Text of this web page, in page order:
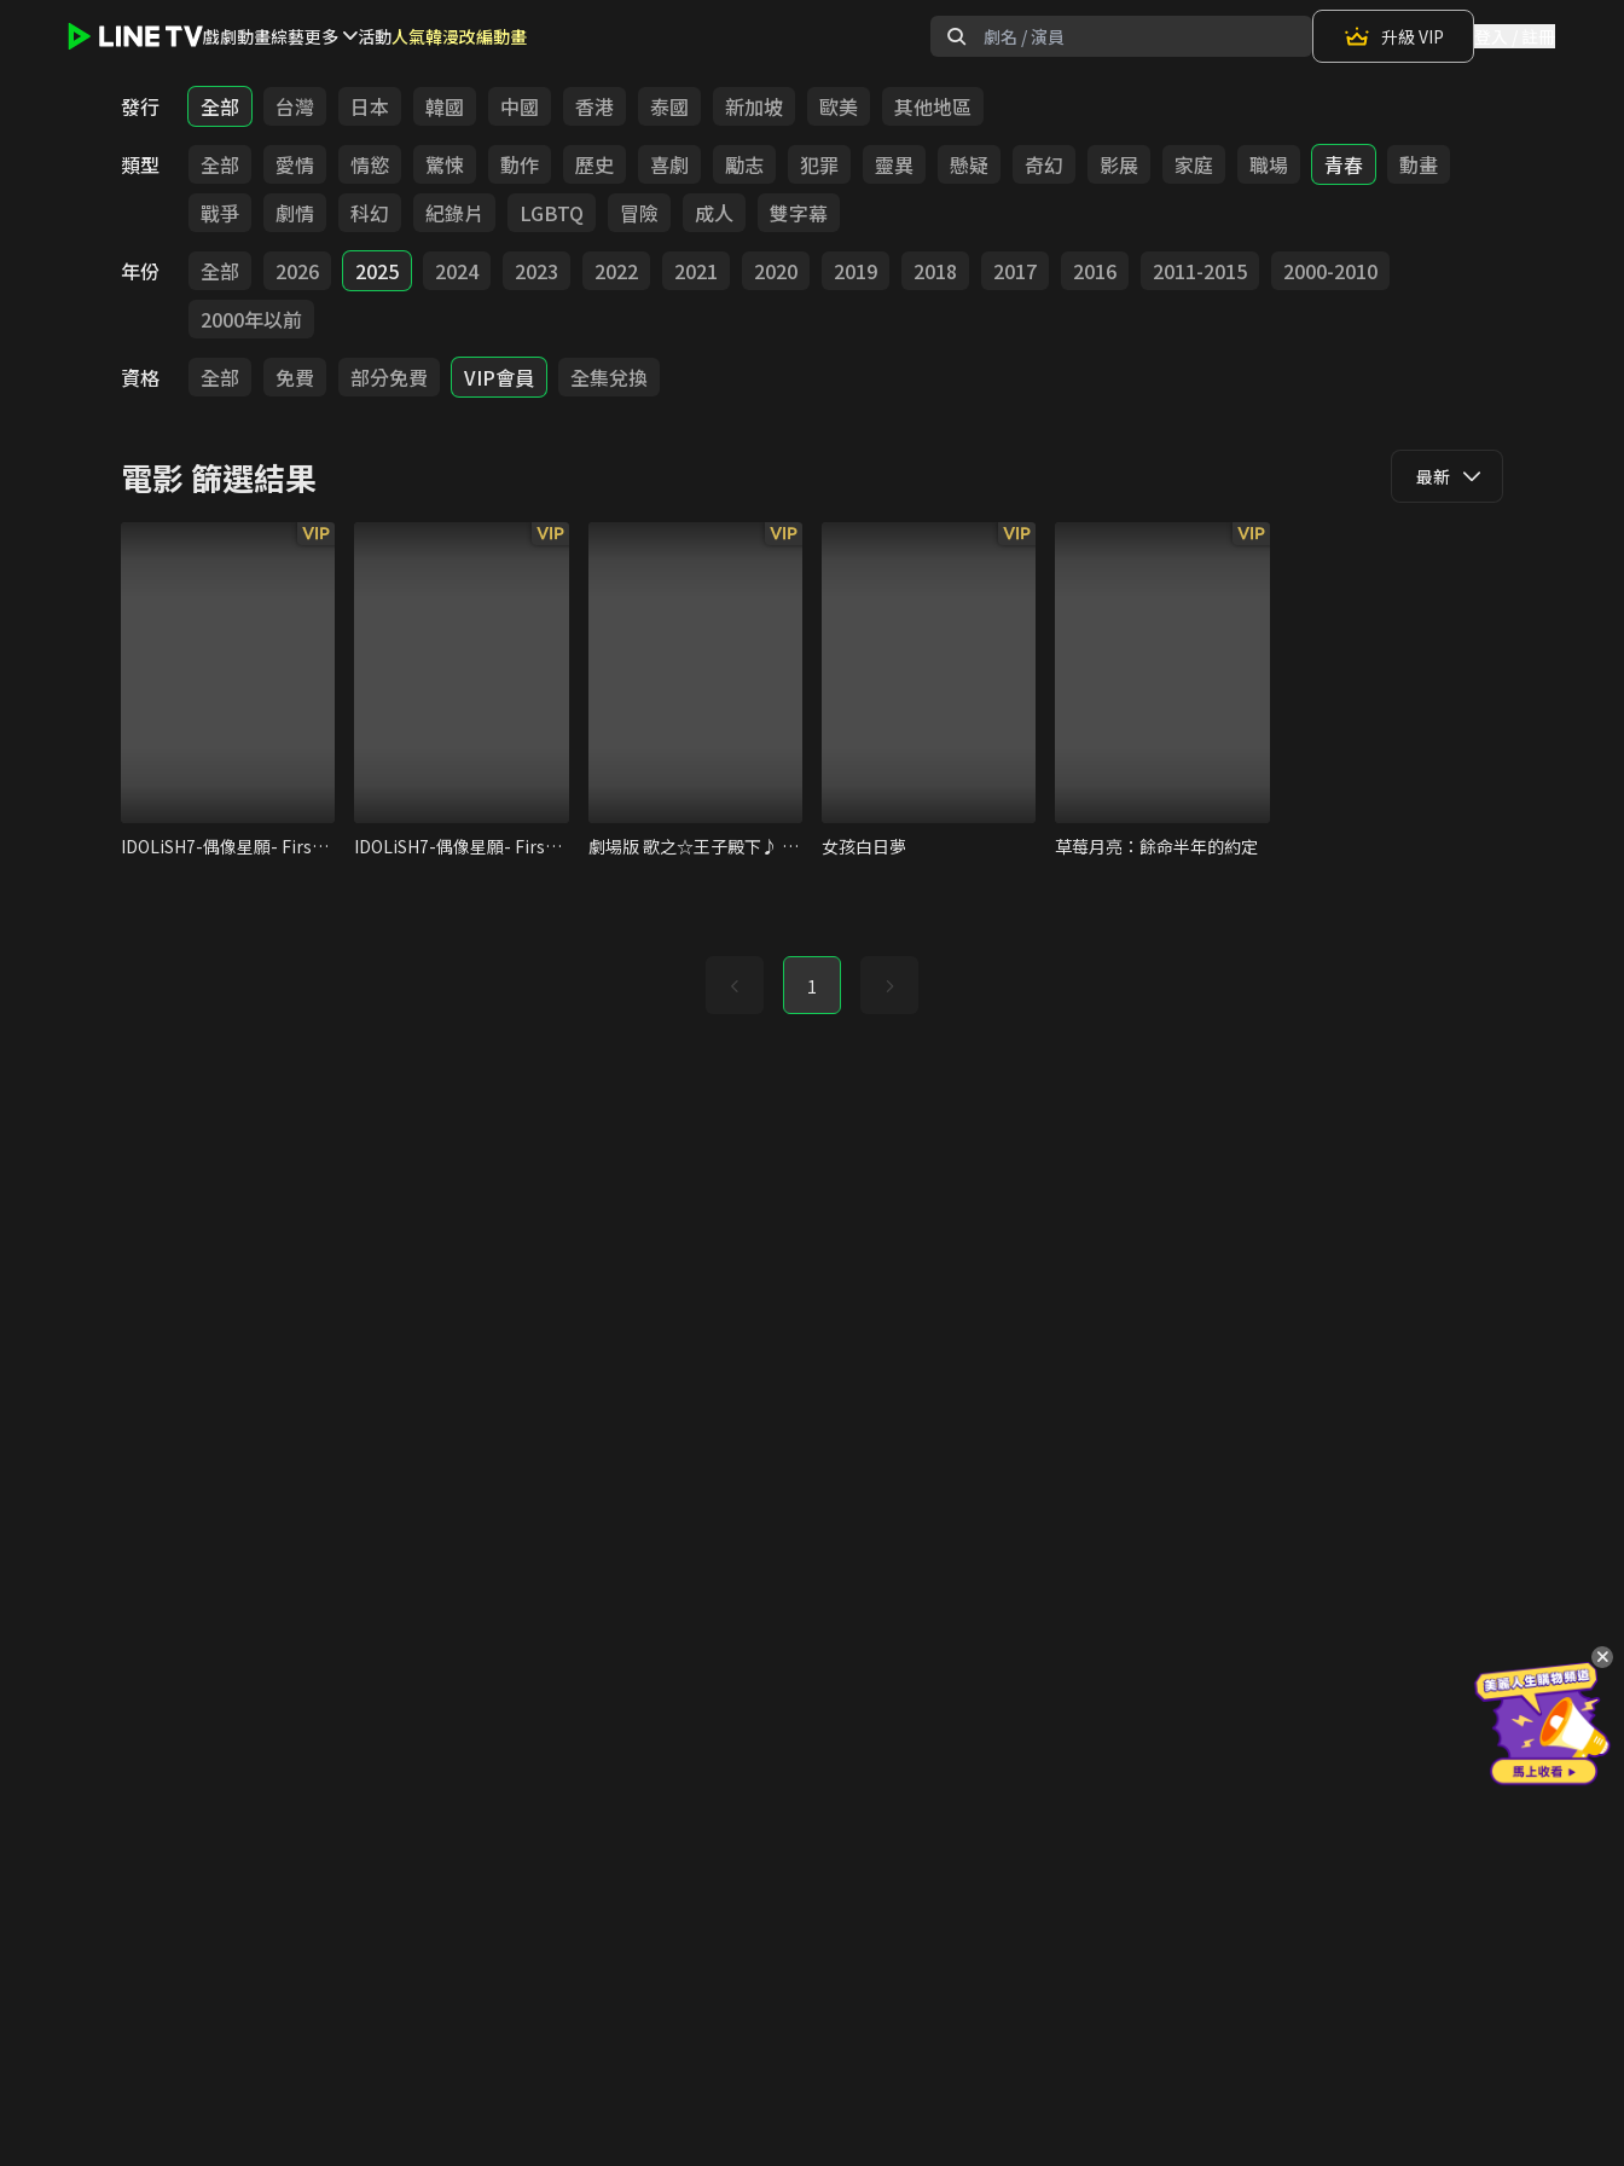
戲劇動畫綜藝更多 活動人氣韓漫改編動畫 升級 VIP
發行 全部 台灣 日本 韓國 中國 香港 泰國 新加坡 歐美
其他地區
類型
全部 愛情 情慾 驚悚 動作 歷史 喜劇 勵志 犯罪 靈異 懸疑 奇幻 影展 家庭 職場 青春
動畫
戰爭
劇情 科幻 紀錄片 LGBTQ 冒險 成人
雙字幕
年份
全部 2026 2025 2024 2023 2022 2021 2020 2019 2018 2017 2016 2011-2015
2000-2010
2000年以前
資格
全部 免費 部分免費 VIP會員 全集兌換
電影 篩選結果 最新
VIP
IDOLiSH7-偶像星願- First BEAT! 劇場版總集篇 前篇
VIP
IDOLiSH7-偶像星願- First BEAT! 劇場版總集篇 後篇
VIP
劇場版 歌之☆王子殿下♪ TABOO NIGHT XXXX
VIP
女孩白日夢
VIP
草莓月亮：餘命半年的約定
1